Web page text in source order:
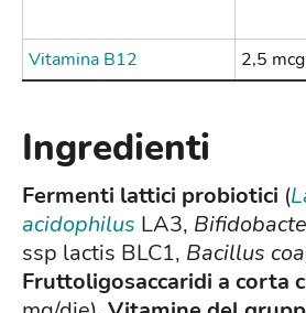
Vitamina B12 2,5 mcg
Ingredienti
Fermenti lattici probiotici (
acidophilus LA3,
ssp lactis BLC1, Bacillus
Fruttoligosaccaridi a corta